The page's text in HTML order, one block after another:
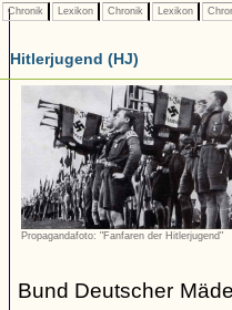
Chronik Lexikon Chronik Lexikon
Hitlerjugend (HJ)
Propagandafoto: "Fanfaren der Hitlerjugend"
Bund Deutscher